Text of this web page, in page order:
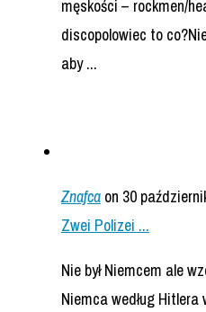
męskości – rockmen/
discopolowiec to
aby ...
Znafca on 30
Zwei Polizei ...
Nie był Niemcem ale
Niemca według